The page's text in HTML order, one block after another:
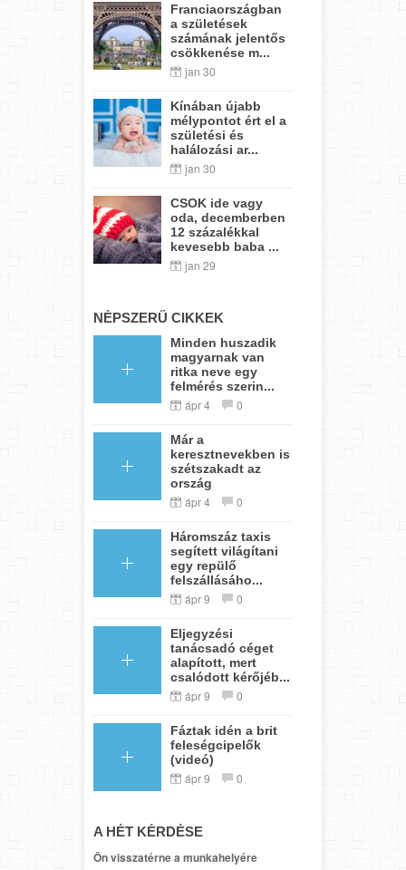
Franciaországban
a születések
számának jelentős
csökkenése m...
jan 30
Kínában újabb
mélypontot ért el a
születési és
halálozási ar...
jan 30
CSOK ide vagy
oda, decemberben
12 százalékkal
kevesebb baba ...
jan 29
NÉPSZERŰ CIKKEK
Minden huszadik
magyarnak van
ritka neve egy
felmérés szerin...
ápr 4 0
Már a
keresztnevekben is
szétszakadt az
ország
ápr 4 0
Háromszáz taxis
segített világítani
egy repülő
felszállásáho...
ápr 9 0
Eljegyzési
tanácsadó céget
alapított, mert
csalódott kérőjéb...
ápr 9 0
Fáztak idén a brit
feleségcipelők
(videó)
ápr 9 0
A HÉT KÉRDÉSE
Ön visszatérne a munkahelyére